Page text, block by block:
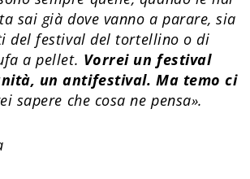
sai già dove vanno a parare, sia
del festival del tortellino o di
a pellet. Vorrei un festival
un antifestival. Ma temo ci
sapere che cosa ne pensa».